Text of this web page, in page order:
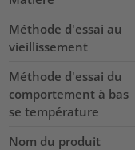
Méthode d'essai au
vieillissement
Méthode d'essai du
comportement à bas
se température
Nom du produit